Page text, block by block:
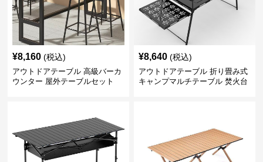
¥8,160 (税込)
アウトドアテーブル 高級バーカ
ウンター 屋外テーブルセット
¥8,640 (税込)
アウトドアテーブル 折り畳み式
キャンプマルチテーブル 焚火台